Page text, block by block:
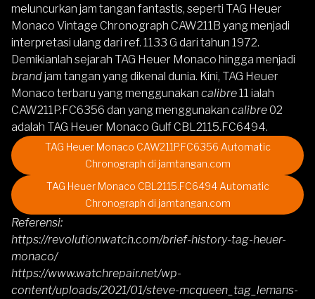
meluncurkan jam tangan fantastis, seperti TAG Heuer
Monaco Vintage Chronograph CAW211B yang menjadi
interpretasi ulang dari ref. 1133 G dari tahun 1972.
Demikianlah sejarah TAG Heuer Monaco hingga menjadi
brandjam tangan yang dikenal dunia. Kini, TAG Heuer
Monaco terbaru yang menggunakan calibre11 ialah
CAW211P.FC6356 dan yang menggunakan calibre02
adalah TAG Heuer Monaco Gulf CBL2115.FC6494.
TAG Heuer Monaco CAW211P.FC6356 Automatic
Chronograph di jamtangan.com
TAG Heuer Monaco CBL2115.FC6494 Automatic
Chronograph di jamtangan.com
Referensi:
https://revolutionwatch.com/brief-history-tag-heuer-
monaco/
https://www.watchrepair.net/wp-
content/uploads/2021/01/steve-mcqueen_tag_lemans-